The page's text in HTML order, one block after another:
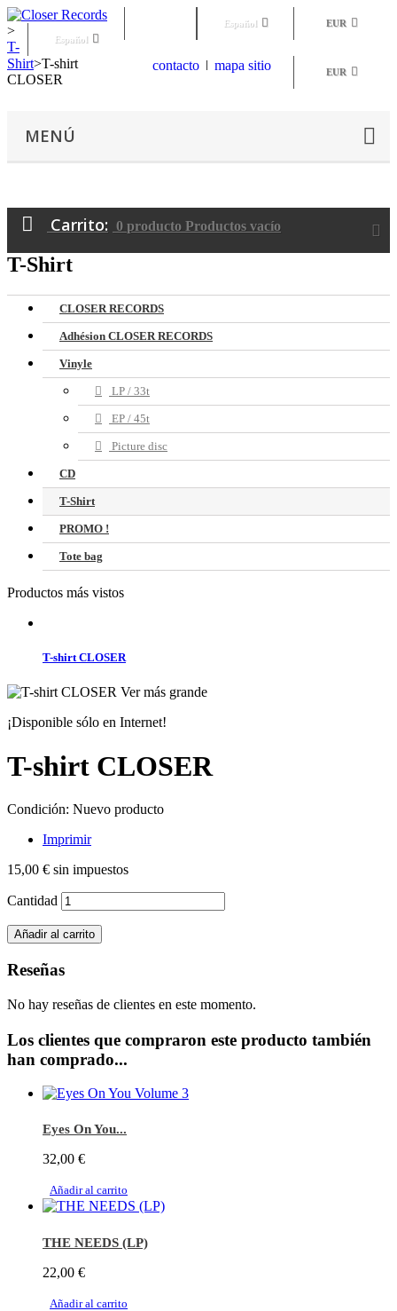
EUR
Español
Español
EUR
contacto mapa sitio
MENÚ
Carrito: 0 producto Productos vacío
>
T-
Shirt>T-shirt
CLOSER
T-Shirt
CLOSER RECORDS
Adhésion CLOSER RECORDS
Vinyle
LP / 33t
EP / 45t
Picture disc
CD
T-Shirt
PROMO !
Tote bag
Productos más vistos
T-shirt CLOSER
Ver más grande
¡Disponible sólo en Internet!
T-shirt CLOSER
Condición: Nuevo producto
Imprimir
15,00 € sin impuestos
Cantidad
Añadir al carrito
Reseñas
No hay reseñas de clientes en este momento.
Los clientes que compraron este producto también
han comprado...
Eyes On You...
32,00 €
Añadir al carrito
THE NEEDS (LP)
22,00 €
Añadir al carrito